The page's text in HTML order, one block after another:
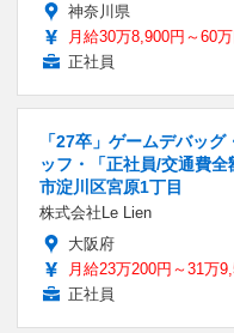
神奈川県
月給30万8,900円～60万
正社員
「27卒」ゲームデバッ
ッフ・「正社員/交通費
市淀川区宮原1丁目
株式会社Le Lien
大阪府
月給23万200円～31万
正社員